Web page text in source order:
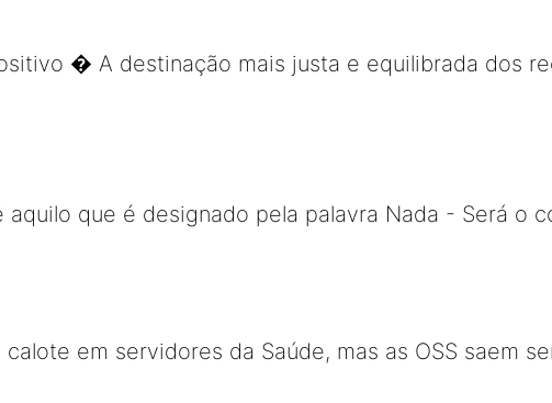
� A destinação mais justa e equilibrada dos
aquilo que é designado pela palavra Nada - Será o
em servidores da Saúde, mas as OSS saem